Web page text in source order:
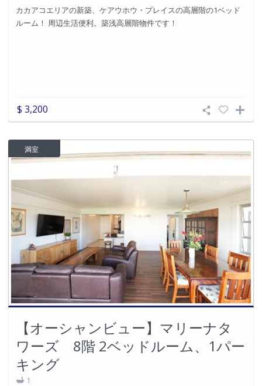
カカアコエリアの新築、ケアウホウ・プレイスの高層階の1ベッド
ルーム！ 周辺生活便利。築浅高層階物件です！
$ 3,200
満室
【オーシャンビュー】マリーナタ
ワーズ 8階 2ベッドルーム、1パー
キング
1